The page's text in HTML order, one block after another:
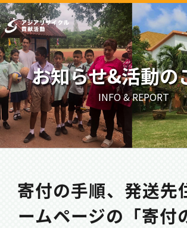
お知らせ&活動の
INFO & REPORT
寄付の手順、発送先
ームページの「寄付